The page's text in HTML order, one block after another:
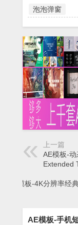
泡泡弹窗
上一篇
AE模板-
Extended
AE模板-4K分辨率经
AE模板-手机